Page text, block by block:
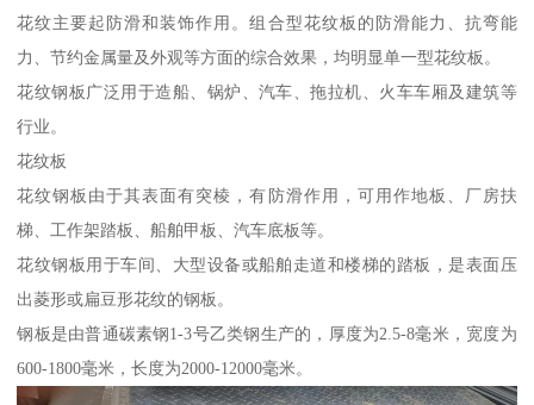
花纹主要起防滑和装饰作用。组合型花纹板的防滑能力、抗弯能
力、节约金属量及外观等方面的综合效果，均明显单一型花纹板。
花纹钢板广泛用于造船、锅炉、汽车、拖拉机、火车车厢及建筑等
行业。
花纹板
花纹钢板由于其表面有突棱，有防滑作用，可用作地板、厂房扶
梯、工作架踏板、船舶甲板、汽车底板等。
花纹钢板用于车间、大型设备或船舶走道和楼梯的踏板，是表面压
出菱形或扁豆形花纹的钢板。
钢板是由普通碳素钢1-3号乙类钢生产的，厚度为2.5-8毫米，宽度为
600-1800毫米，长度为2000-12000毫米。